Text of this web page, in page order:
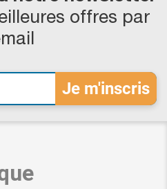
offres par